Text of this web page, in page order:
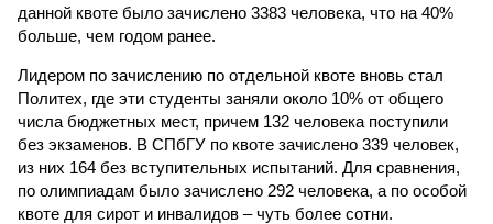
данной квоте было зачислено 3383 человека, что на 40%
больше, чем годом ранее.
Лидером по зачислению по отдельной квоте вновь стал
Политех, где эти студенты заняли около 10% от общего
числа бюджетных мест, причем 132 человека поступили
без экзаменов. В СПбГУ по квоте зачислено 339 человек,
из них 164 без вступительных испытаний. Для сравнения,
по олимпиадам было зачислено 292 человека, а по особой
квоте для сирот и инвалидов – чуть более сотни.